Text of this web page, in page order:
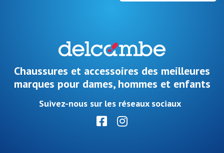
Chaussures et accessoires des meilleures
marques pour dames, hommes et enfants
Suivez-nous sur les réseaux sociaux